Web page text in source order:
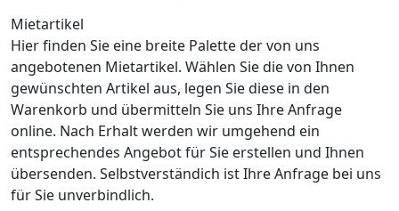
Mietartikel
Hier finden Sie eine breite Palette der von uns
angebotenen Mietartikel. Wählen Sie die von Ihnen
gewünschten Artikel aus, legen Sie diese in den
Warenkorb und übermitteln Sie uns Ihre Anfrage
online. Nach Erhalt werden wir umgehend ein
entsprechendes Angebot für Sie erstellen und Ihnen
übersenden. Selbstverständich ist Ihre Anfrage bei uns
für Sie unverbindlich.